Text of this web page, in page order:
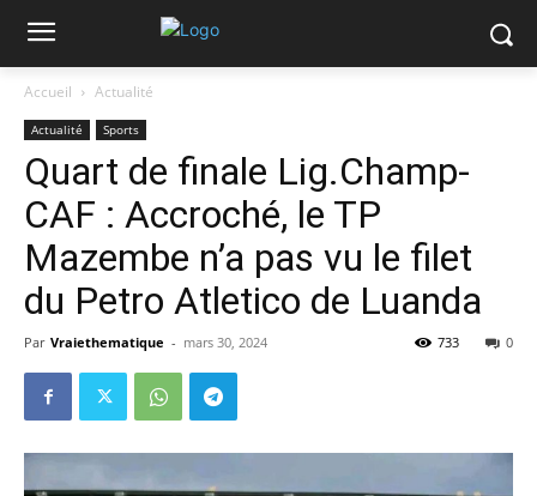
Accueil Actualité
Actualité Sports
Quart de finale Lig.Champ-
CAF : Accroché, le TP
Mazembe n’a pas vu le filet
du Petro Atletico de Luanda
Par Vraiethematique - mars 30, 2024 0
733